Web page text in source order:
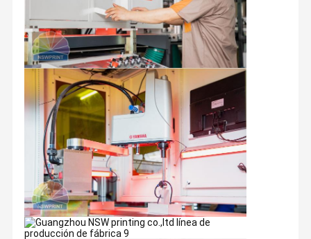
Hogar Productos
Sobre
Nosotros
Visita A La
Fábrica
Guangzhou NSWprint fue establecido en 1999, que se
dedica a fabricar las cajas de regalo impresas de encargo
del papel, las cajas rígidas de papel, las cajas
magnéticas del cierre, las cajas de papel del cajón, los
tubos de papel, las cajas acanaladas e flauta, las bolsas de
papel impresas, y otros productos de empaquetado de